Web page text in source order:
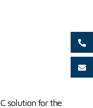
solution for the